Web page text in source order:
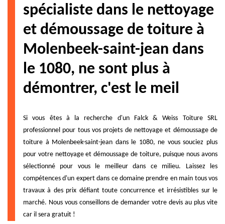
spécialiste dans le nettoyage
et démoussage de toiture à
Molenbeek-saint-jean dans
le 1080, ne sont plus à
démontrer, c'est le meil
Si vous êtes à la recherche d'un Falck & Weiss Toiture SRL
professionnel pour tous vos projets de nettoyage et démoussage de
toiture à Molenbeek-saint-jean dans le 1080, ne vous souciez plus
pour votre nettoyage et démoussage de toiture, puisque nous avons
sélectionné pour vous le meilleur dans ce milieu. Laissez les
compétences d'un expert dans ce domaine prendre en main tous vos
travaux à des prix défiant toute concurrence et irrésistibles sur le
marché. Nous vous conseillons de demander votre devis au plus vite
car il sera gratuit !